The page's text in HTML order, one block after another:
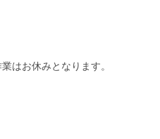
はお休みとなります。